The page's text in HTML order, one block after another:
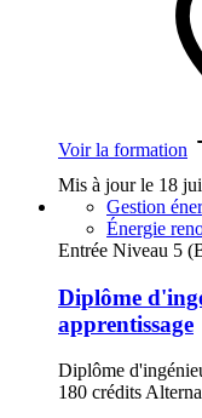
Voir la formation
Mis à jour le 18
Gestion
Énergie
Entrée Niveau 5
Diplôme
apprentissage
Diplôme
180 crédits